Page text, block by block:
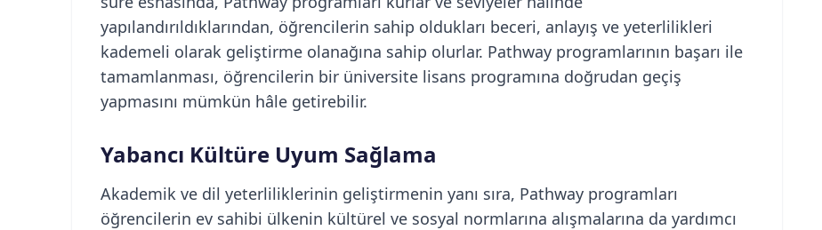
yapılandırıldıklarından, öğrencilerin sahip oldukları beceri, anlayış ve yeterlilikleri
kademeli olarak geliştirme olanağına sahip olurlar. Pathway programlarının başarı ile
tamamlanması, öğrencilerin bir üniversite lisans programına doğrudan geçiş
yapmasını mümkün hâle getirebilir.
Yabancı Kültüre Uyum Sağlama
Akademik ve dil yeterliliklerinin geliştirmenin yanı sıra, Pathway programları
öğrencilerin ev sahibi ülkenin kültürel ve sosyal normlarına alışmalarına da yardımcı